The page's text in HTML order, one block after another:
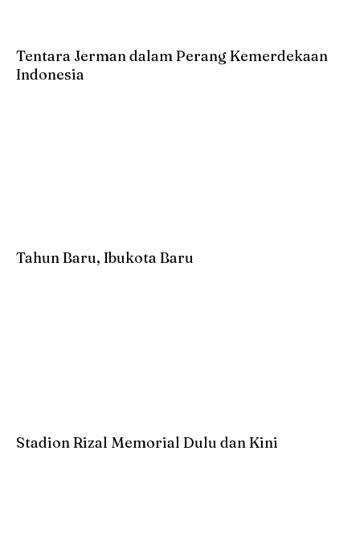
Tentara Jerman dalam Perang Kemerdekaan
Indonesia
Tahun Baru, Ibukota Baru
Stadion Rizal Memorial Dulu dan Kini